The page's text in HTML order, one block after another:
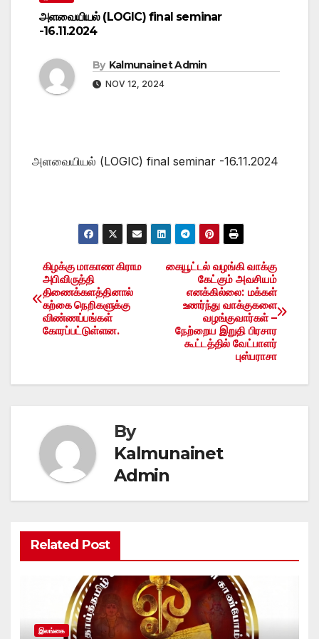
அளவையியல் (LOGIC) final seminar
-16.11.2024
By Kalmunainet Admin
NOV 12, 2024
அளவையியல் (LOGIC) final seminar -16.11.2024
Post
navigation
கையூட்டல் வழங்கி வாக்கு
கேட்கும் அவசியம்
எனக்கில்லை: மக்கள்
உணர்ந்து வாக்குகளை
வழங்குவார்கள் –
நேற்றைய இறுதி பிரசார
கூட்டத்தில் வேட்பாளர்
புஸ்பராசா
கிழக்கு மாகாண கிராம
அபிவிருத்தி
திணைக்களத்தினால்
கற்கை நெறிகளுக்கு
விண்ணப்பங்கள்
கோரப்பட்டுள்ளன.
By
Kalmunainet
Admin
Related Post
இலங்கை